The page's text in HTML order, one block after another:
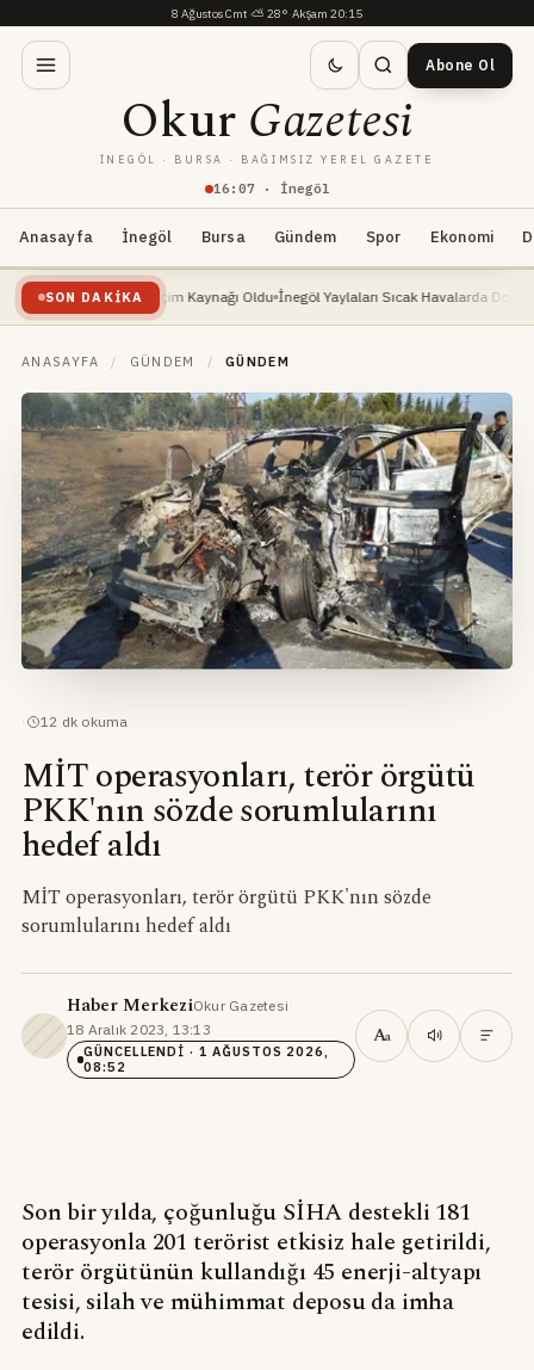
8 Ağustos Cmt·⛅ 28°·Akşam 20:15
16 : 07· İnegöl
OkurGazetesi
İNEGÖL · BURSA · BAĞIMSIZ YEREL GAZETE
Abone Ol
Anasayfa İnegöl Bursa Gündem Spor Ekonomi
SON DAKIKA
Geçim Kaynağı Oldu İnegöl Yaylaları Sıcak Havalarda Doğa Severlerin Yeni
ANASAYFA / GÜNDEM / GÜNDEM
· 12 dk okuma
MİT operasyonları, terör örgütü
PKK'nın sözde sorumlularını
hedef aldı
MİT operasyonları, terör örgütü PKK'nın sözde
sorumlularını hedef aldı
Haber MerkeziOkur Gazetesi·
18 Aralık 2023, 13:13·
GÜNCELLENDI · 1 AĞUSTOS 2026,
08:52
Aa
Son bir yılda, çoğunluğu SİHA destekli 181
operasyonla 201 terörist etkisiz hale getirildi,
terör örgütünün kullandığı 45 enerji-altyapı
tesisi, silah ve mühimmat deposu da imha
edildi.